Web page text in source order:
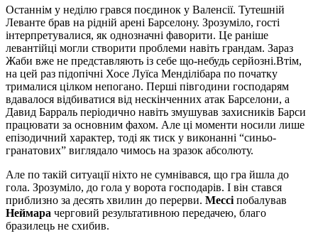
Останнім у неділю грався поєдинок у Валенсії. Тутешній
Леванте брав на рідній арені Барселону. Зрозуміло, гості
інтерпретувалися, як однозначні фаворити. Це раніше
левантійці могли створити проблеми навіть грандам. Зараз
Жаби вже не представляють із себе що-небудь серйозні.Втім,
на цей раз підопічні Хосе Луїса Менділібара по початку
трималися цілком непогано. Перші півгодини господарям
вдавалося відбиватися від нескінченних атак Барселони, а
Давид Барраль періодично навіть змушував захисників Барси
працювати за основним фахом. Але ці моменти носили лише
епізодичний характер, тоді як тиск у виконанні “синьо-
гранатових” виглядало чимось на зразок абсолюту.
Але по такій ситуації ніхто не сумнівався, що гра йшла до
гола. Зрозуміло, до гола у ворота господарів. І він стався
приблизно за десять хвилин до перерви. Мессі побалував
Неймара черговий результативною передачею, благо
бразилець не схибив.